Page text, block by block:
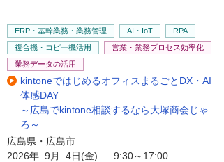
ERP・基幹業務・業務管理 AI・IoT
RPA
複合機・コピー機活用
営業・業務プロセス効率化
業務データの活用
kintoneではじめるオフィスまるごとDX・AI
体感DAY
～広島でkintone相談するなら大塚商会じゃ
ろ～
広島県・広島市
2026年 9月 4日(金) 9:30～17:00